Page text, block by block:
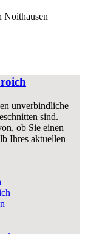
Noithausen
unverbindliche
sind.
ob Sie einen
Ihres aktuellen